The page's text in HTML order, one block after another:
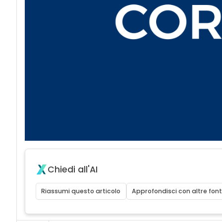
Chiedi all'AI
Riassumi questo articolo Approfondisci con altre